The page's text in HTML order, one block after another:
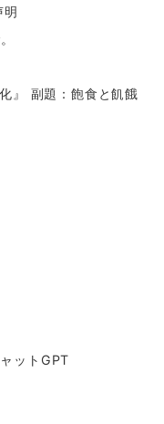
明
』 副題：飽食と飢餓
ットGPT